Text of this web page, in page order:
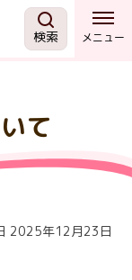
検索 メニュー
て
2025年12月23日